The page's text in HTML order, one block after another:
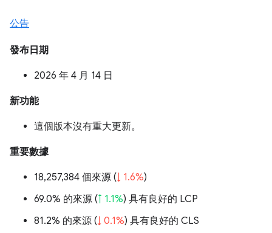
公告
發布日期
2026 年 4 月 14 日
新功能
這個版本沒有重大更新。
重要數據
18,257,384 個來源 (↓ 1.6%)
69.0% 的來源 (↑ 1.1%) 具有良好的 LCP
81.2% 的來源 (↓ 0.1%) 具有良好的 CLS